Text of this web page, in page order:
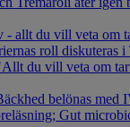
- allt du vill veta om
roll diskuteras
du vill veta om
belönas med
Gut